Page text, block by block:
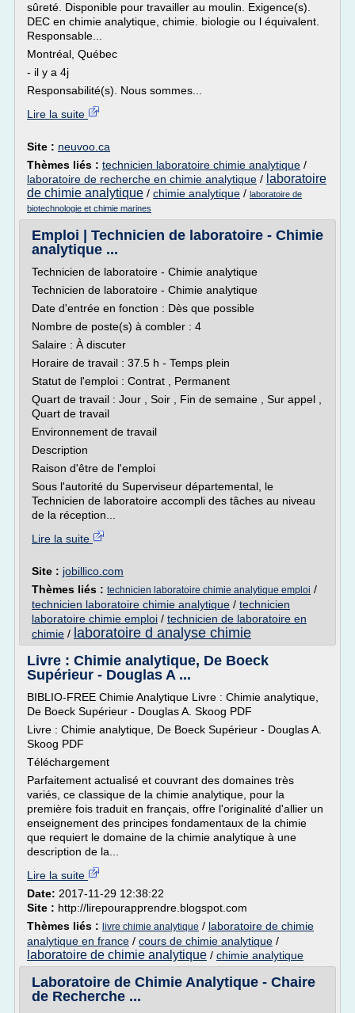
sûreté. Disponible pour travailler au moulin. Exigence(s).
DEC en chimie analytique, chimie. biologie ou l équivalent.
Responsable...
Montréal, Québec
- il y a 4j
Responsabilité(s). Nous sommes...
Lire la suite
Site : neuvoo.ca
Thèmes liés : technicien laboratoire chimie analytique /
laboratoire de recherche en chimie analytique / laboratoire
de chimie analytique / chimie analytique / laboratoire de
biotechnologie et chimie marines
Emploi | Technicien de laboratoire - Chimie
analytique ...
Technicien de laboratoire - Chimie analytique
Technicien de laboratoire - Chimie analytique
Date d'entrée en fonction : Dès que possible
Nombre de poste(s) à combler : 4
Salaire : À discuter
Horaire de travail : 37.5 h - Temps plein
Statut de l'emploi : Contrat , Permanent
Quart de travail : Jour , Soir , Fin de semaine , Sur appel ,
Quart de travail
Environnement de travail
Description
Raison d'être de l'emploi
Sous l'autorité du Superviseur départemental, le
Technicien de laboratoire accompli des tâches au niveau
de la réception...
Lire la suite
Site : jobillico.com
Thèmes liés : technicien laboratoire chimie analytique emploi /
technicien laboratoire chimie analytique / technicien
laboratoire chimie emploi / technicien de laboratoire en
chimie / laboratoire d analyse chimie
Livre : Chimie analytique, De Boeck
Supérieur - Douglas A ...
BIBLIO-FREE Chimie Analytique Livre : Chimie analytique,
De Boeck Supérieur - Douglas A. Skoog PDF
Livre : Chimie analytique, De Boeck Supérieur - Douglas A.
Skoog PDF
Téléchargement
Parfaitement actualisé et couvrant des domaines très
variés, ce classique de la chimie analytique, pour la
première fois traduit en français, offre l'originalité d'allier un
enseignement des principes fondamentaux de la chimie
que requiert le domaine de la chimie analytique à une
description de la...
Lire la suite
Date: 2017-11-29 12:38:22
Site : http://lirepourapprendre.blogspot.com
Thèmes liés : livre chimie analytique / laboratoire de chimie
analytique en france / cours de chimie analytique /
laboratoire de chimie analytique / chimie analytique
Laboratoire de Chimie Analytique - Chaire
de Recherche ...